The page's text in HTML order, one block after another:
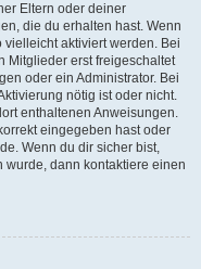
Eltern oder deiner
die du erhalten hast. Wenn
aktiviert werden. Bei
Mitglieder erst freigeschaltet
oder ein Administrator. Bei
nötig ist oder nicht.
enthaltenen Anweisungen.
eingegeben hast oder
Wenn du dir sicher bist,
dann kontaktiere einen